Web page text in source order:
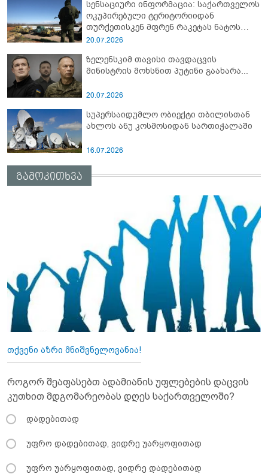
სენსაციური ინფორმაცია: საქართველოს
ოკუპირებული ტერიტორიიდან
თურქეთისკენ მფრენ რაკეტას ნატოს
სამიტი კინაღამ ჩაუშლია
20.07.2026
ზელენსკიმ თავისი თავდაცვის
მინისტრის მოხსნით პუტინი გაახარა...
20.07.2026
სუპერსაიდუმლო ობიექტი თბილისთან
ახლოს ანუ კოსმოსიდან სართიჭალაში
16.07.2026
გამოკითხვა
თქვენი აზრი მნიშვნელოვანია!
როგორ შეაფასებთ ადამიანის უფლებების დაცვის
კუთხით მდგომარეობას დღეს საქართველოში?
დადებითად
უფრო დადებითად, ვიდრე უარყოფითად
უფრო უარყოფითად, ვიდრე დადებითად